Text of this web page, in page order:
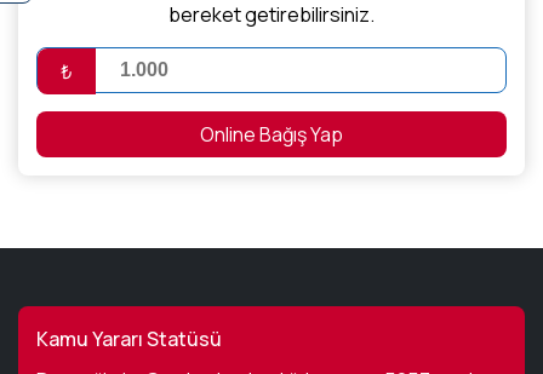
bereket getirebilirsiniz.
₺
Online Bağış Yap
Kamu Yararı Statüsü